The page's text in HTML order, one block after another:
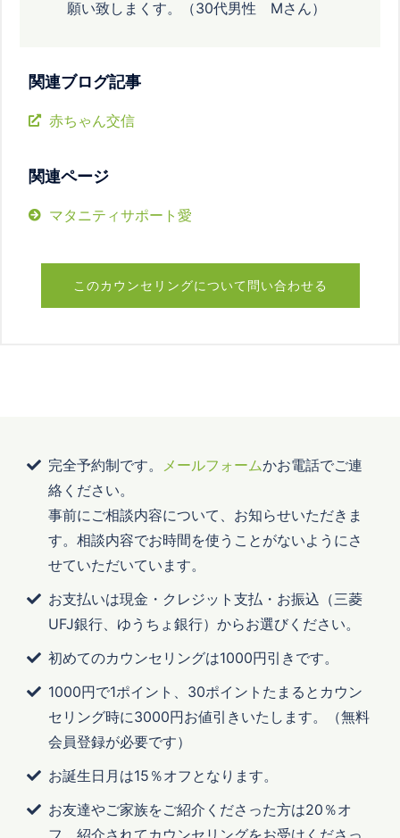
願い致しまくす。（30代男性 Mさん）
関連ブログ記事
赤ちゃん交信
関連ページ
マタニティサポート愛
このカウンセリングについて問い合わせる
完全予約制です。 メールフォームかお電話でご連
絡ください。
事前にご相談内容について、お知らせいただきま
す。相談内容でお時間を使うことがないようにさ
せていただいています。
お支払いは現金・クレジット支払・お振込（三菱
UFJ銀行、ゆうちょ銀行）からお選びください。
初めてのカウンセリングは1000円引きです。
1000円で1ポイント、30ポイントたまるとカウン
セリング時に3000円お値引きいたします。（無料
会員登録が必要です）
お誕生日月は15％オフとなります。
お友達やご家族をご紹介くださった方は20％オ